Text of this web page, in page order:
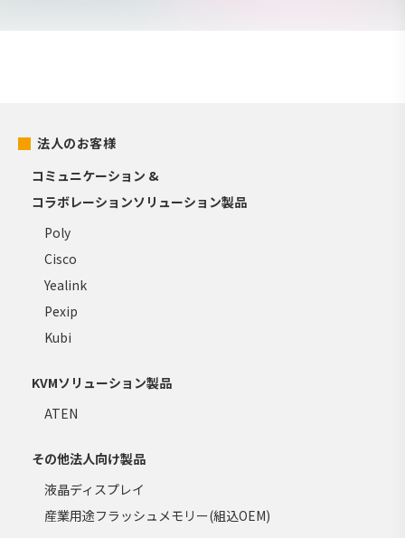
法人のお客様
コミュニケーション &
コラボレーションソリューション製品
Poly
Cisco
Yealink
Pexip
Kubi
KVMソリューション製品
ATEN
その他法人向け製品
液晶ディスプレイ
産業用途フラッシュメモリー(組込OEM)